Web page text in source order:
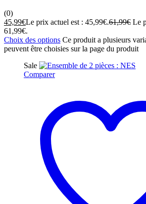
(0)
45,99€Le prix actuel est : 45,99€.61,99€ Le
61,99€.
Choix des options Ce produit a plusieurs
peuvent être choisies sur la page du produit
Sale
Comparer